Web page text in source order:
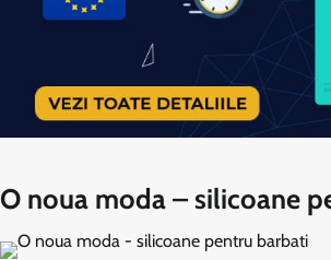
O noua moda – silicoane